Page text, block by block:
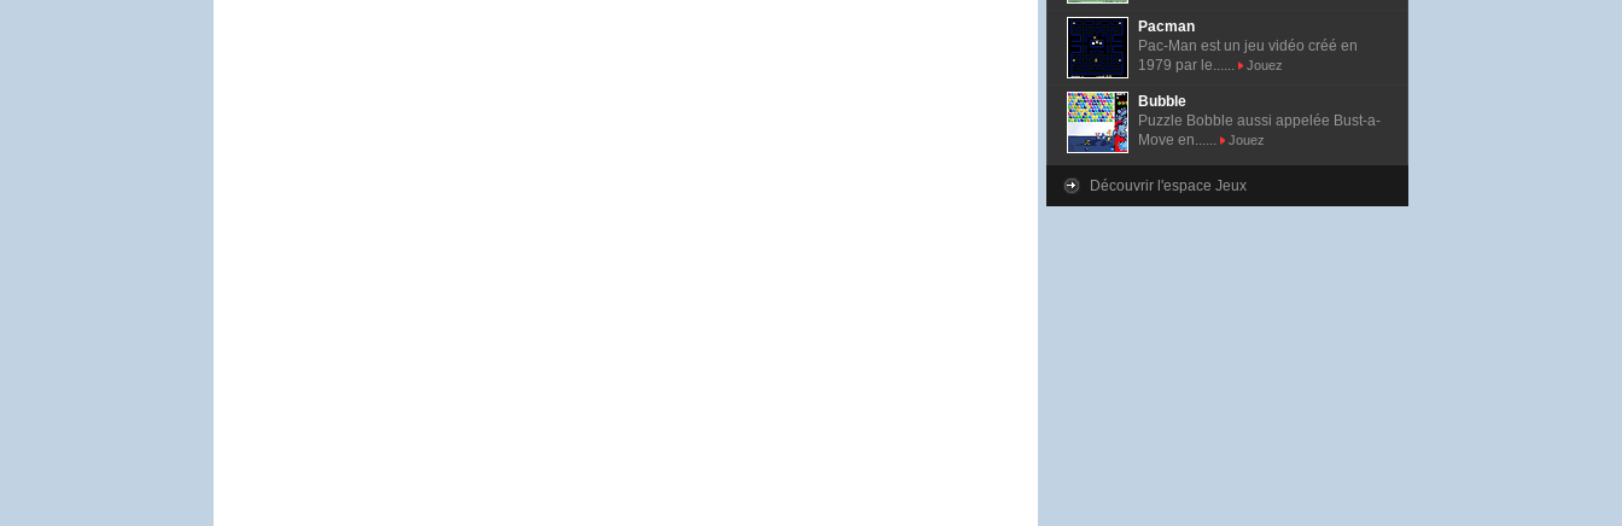
Pacman
Pac-Man est un jeu vidéo créé en
1979 par le......
Jouez
Bubble
Puzzle Bobble aussi appelée Bust-a-
Move en......
Jouez
Découvrir l'espace Jeux